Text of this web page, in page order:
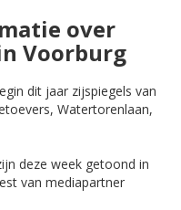
over
Voorburg
dit jaar zijspiegels van
Watertorenlaan,
deze week getoond in
van mediapartner